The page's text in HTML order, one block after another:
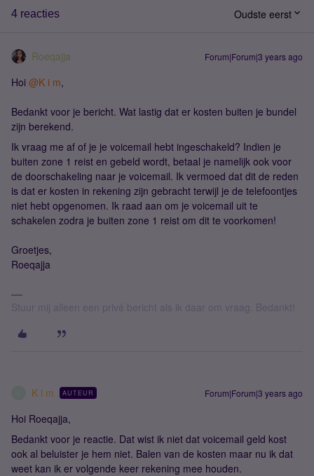
4 reacties Oudste eerst
Roeqajja Forum|Forum|3 years ago
Hoi @K i m,
Bedankt voor je bericht. Wat lastig dat er kosten buiten je bundel
zijn berekend.
Ik vraag me af of je je voicemail hebt ingeschakeld? Indien je
buiten zone 1 reist en gebeld wordt, betaal je namelijk ook voor
de doorschakeling naar je voicemail. Ik vermoed dat dit de reden
is dat er kosten in rekening zijn gebracht terwijl je de telefoontjes
niet hebt opgenomen. Ik raad aan om je voicemail uit te
schakelen zodra je buiten zone 1 reist om dit te voorkomen!
Groetjes,
Roeqajja
Stuur mij alleen een privé bericht als ik daar om vraag. Bedankt!
K i m AUTEUR Forum|Forum|3 years ago
Hoi Roeqajja,
Bedankt voor je reactie. Dat wist ik niet dat voicemail geld kost
ook al beluister je hem niet. Balen van de kosten maar nu ik dat
weet kan ik er volgende keer rekening mee houden.